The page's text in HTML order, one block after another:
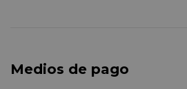
Medios de pago